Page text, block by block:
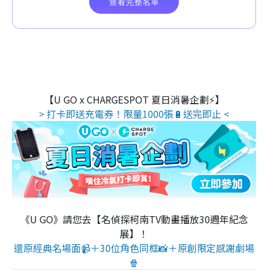
【U GO x CHARGESPOT 夏日消暑企劃⚡】
> 打卡即送充電券！限量1000張🔋送完即止 <
《U GO》請您去【名偵探柯南TV動畫播放30週年紀念
展】！
還原經典名場面📹＋30位角色同框📸＋原創限定感謝劇場
🍿